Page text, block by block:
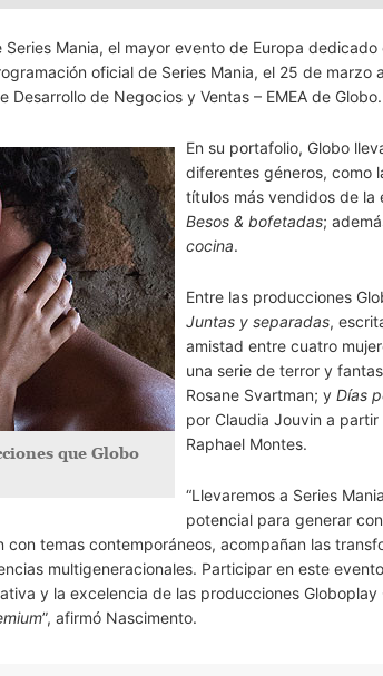
Mania, el mayor evento de Europa
oficial de Series Mania, el 25 de marzo
de Negocios y Ventas – EMEA de Globo.
que Globo
En su portafolio, Globo
diferentes géneros, como
títulos más vendidos de la
Besos & bofetadas;
cocina.
Entre las producciones
Juntas y separadas,
amistad entre cuatro
una serie de terror y
Rosane Svartman; y Días
por Claudia Jouvin a
Raphael Montes.
“Llevaremos a Series
potencial para generar
temas contemporáneos, acompañan las
multigeneracionales. Participar en este
y la excelencia de las producciones
”, afirmó Nascimento.